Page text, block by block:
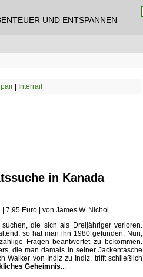
UND ENTSPANNEN
| Interrail
in Kanada
7,95 Euro | von James W. Nichol
die sich als Dreijähriger verloren.
so hat man ihn 1980 gefunden. Nun,
Fragen beantwortet zu bekommen.
die man damals in seiner Jackentasche
Walker von Indiz zu Indiz, trifft schließlich
Geheimnis...